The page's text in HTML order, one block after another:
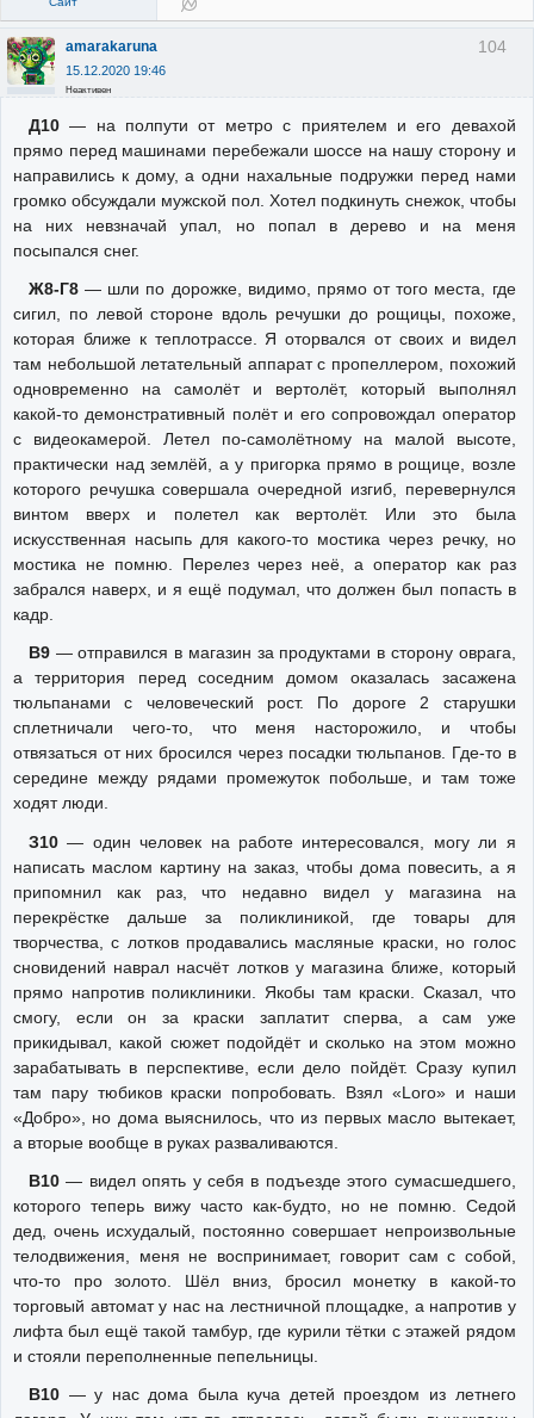
104
amarakaruna
15.12.2020 19:46
Неактивен
Д10— на полпути от метро с приятелем и его девахой
прямо перед машинами перебежали шоссе на нашу сторону и
направились к дому, а одни нахальные подружки перед нами
громко обсуждали мужской пол. Хотел подкинуть снежок, чтобы
на них невзначай упал, но попал в дерево и на меня
посыпался снег.
Ж8-Г8— шли по дорожке, видимо, прямо от того места, где
сигил, по левой стороне вдоль речушки до рощицы, похоже,
которая ближе к теплотрассе. Я оторвался от своих и видел
там небольшой летательный аппарат с пропеллером, похожий
одновременно на самолёт и вертолёт, который выполнял
какой-то демонстративный полёт и его сопровождал оператор
с видеокамерой. Летел по-самолётному на малой высоте,
практически над землёй, а у пригорка прямо в рощице, возле
которого речушка совершала очередной изгиб, перевернулся
винтом вверх и полетел как вертолёт. Или это была
искусственная насыпь для какого-то мостика через речку, но
мостика не помню. Перелез через неё, а оператор как раз
забрался наверх, и я ещё подумал, что должен был попасть в
кадр.
В9— отправился в магазин за продуктами в сторону оврага,
а территория перед соседним домом оказалась засажена
тюльпанами с человеческий рост. По дороге 2 старушки
сплетничали чего-то, что меня насторожило, и чтобы
отвязаться от них бросился через посадки тюльпанов. Где-то в
середине между рядами промежуток побольше, и там тоже
ходят люди.
З10— один человек на работе интересовался, могу ли я
написать маслом картину на заказ, чтобы дома повесить, а я
припомнил как раз, что недавно видел у магазина на
перекрёстке дальше за поликлиникой, где товары для
творчества, с лотков продавались масляные краски, но голос
сновидений наврал насчёт лотков у магазина ближе, который
прямо напротив поликлиники. Якобы там краски. Сказал, что
смогу, если он за краски заплатит сперва, а сам уже
прикидывал, какой сюжет подойдёт и сколько на этом можно
зарабатывать в перспективе, если дело пойдёт. Сразу купил
там пару тюбиков краски попробовать. Взял «Loro» и наши
«Добро», но дома выяснилось, что из первых масло вытекает,
а вторые вообще в руках разваливаются.
В10— видел опять у себя в подъезде этого сумасшедшего,
которого теперь вижу часто как-будто, но не помню. Седой
дед, очень исхудалый, постоянно совершает непроизвольные
телодвижения, меня не воспринимает, говорит сам с собой,
что-то про золото. Шёл вниз, бросил монетку в какой-то
торговый автомат у нас на лестничной площадке, а напротив у
лифта был ещё такой тамбур, где курили тётки с этажей рядом
и стояли переполненные пепельницы.
В10— у нас дома была куча детей проездом из летнего